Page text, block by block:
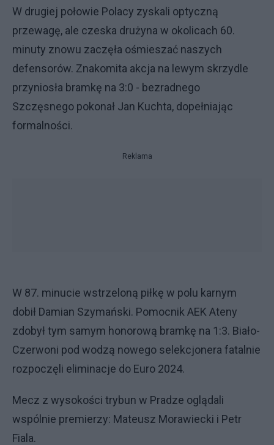
W drugiej połowie Polacy zyskali optyczną
przewagę, ale czeska drużyna w okolicach 60.
minuty znowu zaczęła ośmieszać naszych
defensorów. Znakomita akcja na lewym skrzydle
przyniosła bramkę na 3:0 - bezradnego
Szczęsnego pokonał Jan Kuchta, dopełniając
formalności.
Reklama
W 87. minucie wstrzeloną piłkę w polu karnym
dobił Damian Szymański. Pomocnik AEK Ateny
zdobył tym samym honorową bramkę na 1:3. Biało-
Czerwoni pod wodzą nowego selekcjonera fatalnie
rozpoczęli eliminacje do Euro 2024.
Mecz z wysokości trybun w Pradze oglądali
wspólnie premierzy: Mateusz Morawiecki i Petr
Fiala.